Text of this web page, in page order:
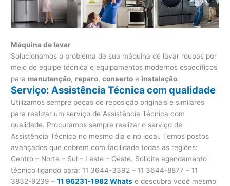
Máquina de lavar
Solucionamos o problema de sua máquina de lavar roupas por
meio de equipe técnica e equipamentos modernos específicos
para manutenção, reparo,conserto e instalação.
Serviço: Assistência Técnica com qualidade
Utilizamos sempre peças de reposição originais e similares
para realizar um serviço de Assistência Técnica com
qualidade. Procuramos sempre realizar o serviço de
Assistência Técnica no mesmo dia e no local. Temos postos
avançados que cobrem com facilidade todas as regiões:
Centro – Norte – Sul – Leste – Oeste. Solicite agendamento
técnico ligando para: 11 3644-3392 – 11 3644-8877 – 11
3832-9239 –11 96231-1982 Whats e descubra você mesmo